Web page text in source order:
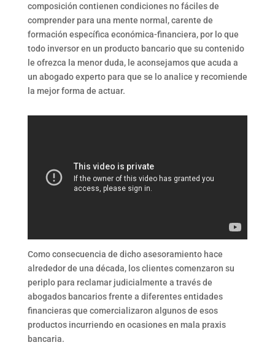
composición contienen condiciones no fáciles de
comprender para una mente normal, carente de
formación específica económica-financiera, por lo que
todo inversor en un producto bancario que su contenido
le ofrezca la menor duda, le aconsejamos que acuda a
un abogado experto para que se lo analice y recomiende
la mejor forma de actuar.
Como consecuencia de dicho asesoramiento hace
alrededor de una década, los clientes comenzaron su
periplo para reclamar judicialmente a través de
abogados bancarios frente a diferentes entidades
financieras que comercializaron algunos de esos
productos incurriendo en ocasiones en mala praxis
bancaria.